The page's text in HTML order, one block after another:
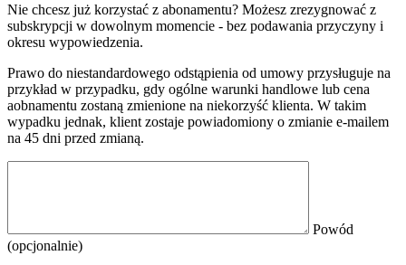
Nie chcesz już korzystać z abonamentu? Możesz zrezygnować z
subskrypcji w dowolnym momencie - bez podawania przyczyny i
okresu wypowiedzenia.
Prawo do niestandardowego odstąpienia od umowy przysługuje na
przykład w przypadku, gdy ogólne warunki handlowe lub cena
aobnamentu zostaną zmienione na niekorzyść klienta. W takim
wypadku jednak, klient zostaje powiadomiony o zmianie e-mailem
na 45 dni przed zmianą.
Powód
(opcjonalnie)